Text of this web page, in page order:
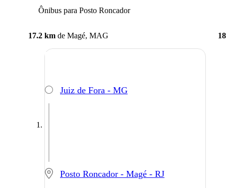
Ônibus para Posto Roncador
17.2 km de Magé, MAG
Juiz de Fora - MG
Posto Roncador - Magé - RJ